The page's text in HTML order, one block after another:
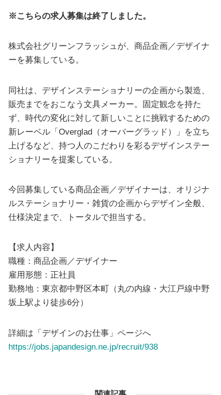
※こちらの求人募集は終了しました。
株式会社グリーンフラッシュが、商品企画／デザイナ
ーを募集している。
同社は、デザインステーショナリーの企画から製造、
販売までをおこなう文具メーカー。固定観念を持た
ず、時代の変化に対して新しいことに挑戦するための
新レーベル「Overglad（オーバーグラッド）」を立ち
上げるなど、持つ人のこだわりを彩るデザインステー
ショナリーを提案している。
今回募集している商品企画／デザイナーは、オリジナ
ルステーショナリー・雑貨の企画からデザイン全般、
仕様決定まで、トータルで担当する。
【求人内容】
職種：商品企画／デザイナー
雇用形態：正社員
勤務地：東京都中野区本町（丸の内線・大江戸線中野
坂上駅より徒歩6分）
詳細は「デザインのお仕事」ページへ
https://jobs.japandesign.ne.jp/recruit/938